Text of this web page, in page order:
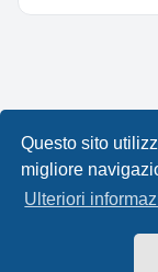
Questo sito
migliore
Ulteriori
Creato daphpBB